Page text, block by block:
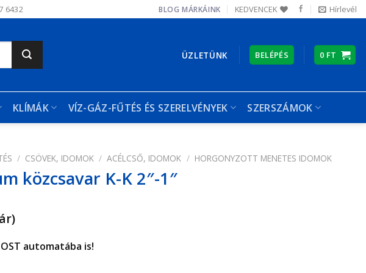
6432 BLOG MÁRKÁINK KEDVENCEK Hírlevél
ÜZLETÜNK BELÉPÉS 0 FT
KLÍMÁK VÍZ-GÁZ-FŰTÉS ÉS SZERELVÉNYEK SZERSZÁMOK
/ CSÖVEK, IDOMOK / ACÉLCSŐ, IDOMOK / HORGONYZOTT MENETES IDOMOK
közcsavar K-K 2″-1″
automatába is!